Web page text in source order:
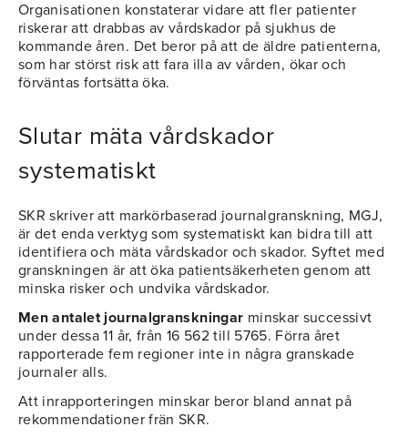
Organisationen konstaterar vidare att fler patienter
riskerar att drabbas av vårdskador på sjukhus de
kommande åren. Det beror på att de äldre patienterna,
som har störst risk att fara illa av vården, ökar och
förväntas fortsätta öka.
Slutar mäta vårdskador
systematiskt
SKR skriver att markörbaserad journalgranskning, MGJ,
är det enda verktyg som systematiskt kan bidra till att
identifiera och mäta vårdskador och skador. Syftet med
granskningen är att öka patientsäkerheten genom att
minska risker och undvika vårdskador.
Men antalet journalgranskningar minskar successivt
under dessa 11 år, från 16 562 till 5765. Förra året
rapporterade fem regioner inte in några granskade
journaler alls.
Att inrapporteringen minskar beror bland annat på
rekommendationer frän SKR.